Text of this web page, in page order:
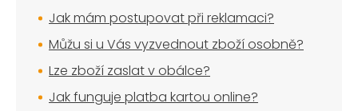
Jak mám postupovat při reklamaci?
Můžu si u Vás vyzvednout zboží osobně?
Lze zboží zaslat v obálce?
Jak funguje platba kartou online?